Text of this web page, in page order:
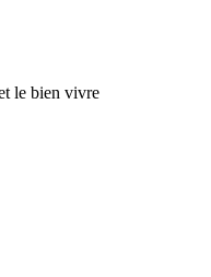
le bien vivre